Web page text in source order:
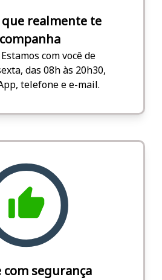
realmente te
com você de
das 08h às 20h30,
telefone e e-mail.
com segurança